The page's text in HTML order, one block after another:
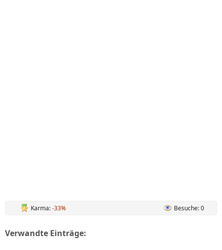
Karma:-33% Besuche: 0
Verwandte Einträge: